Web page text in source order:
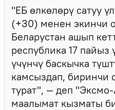
"ЕБ өлкөлөрү сатуу
(+30) менен экинчи
Беларустан ашып
республика 17
үчүнчү баскычка
камсыздап, биринчи
турат", — деп
маалымат кызматы